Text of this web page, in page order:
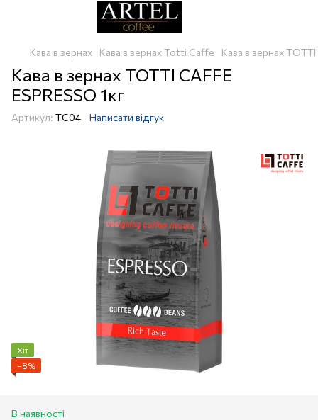
Кава в зернах Кава в зернах Totti Caffe Кава в зернах TOTTI
Кава в зернах TOTTI CAFFE
ESPRESSO 1кг
Артикул: TC04 Написати відгук
Хіт
−8%
В наявності